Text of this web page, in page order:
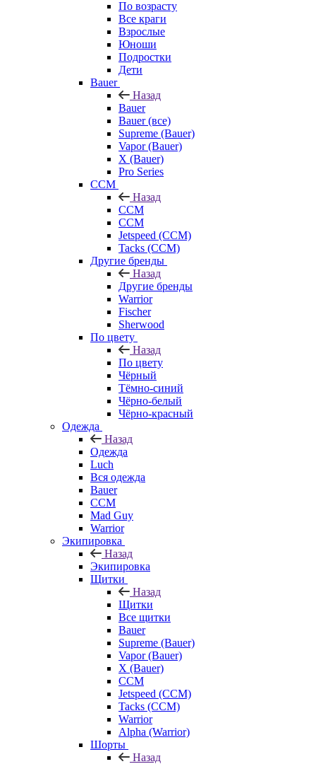
По возрасту
Все краги
Взрослые
Юноши
Подростки
Дети
Bauer
Назад
Bauer
Bauer (все)
Supreme (Bauer)
Vapor (Bauer)
X (Bauer)
Pro Series
CCM
Назад
CCM
CCM
Jetspeed (CCM)
Tacks (CCM)
Другие бренды
Назад
Другие бренды
Warrior
Fischer
Sherwood
По цвету
Назад
По цвету
Чёрный
Тёмно-синий
Чёрно-белый
Чёрно-красный
Одежда
Назад
Одежда
Luch
Вся одежда
Bauer
CCM
Mad Guy
Warrior
Экипировка
Назад
Экипировка
Щитки
Назад
Щитки
Все щитки
Bauer
Supreme (Bauer)
Vapor (Bauer)
X (Bauer)
CCM
Jetspeed (CCM)
Tacks (CCM)
Warrior
Alpha (Warrior)
Шорты
Назад